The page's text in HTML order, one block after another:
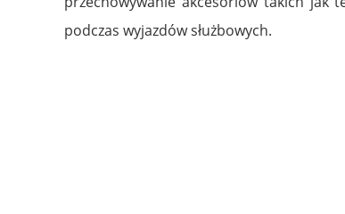
podczas wyjazdów służbowych.